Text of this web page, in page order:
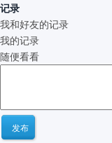
记录
我和好友的记录
我的记录
随便看看
发布